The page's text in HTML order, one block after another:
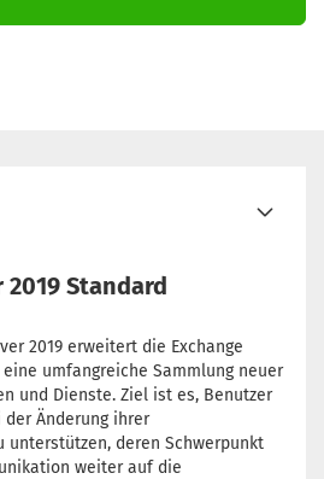
2019 Standard
2019 erweitert die Exchange
umfangreiche Sammlung neuer
und Dienste. Ziel ist es, Benutzer
Änderung ihrer
unterstützen, deren Schwerpunkt
weiter auf die